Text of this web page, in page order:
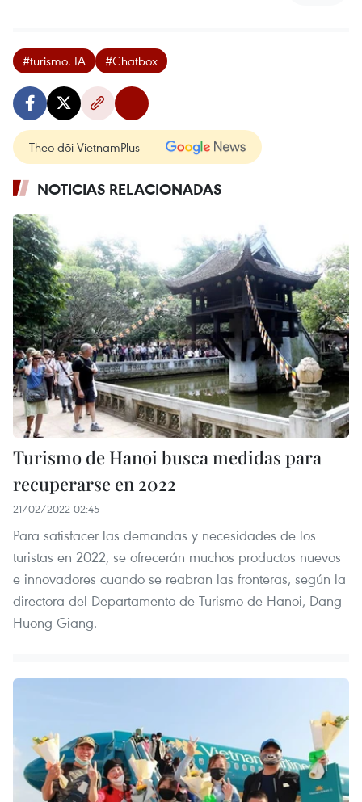
#turismo. IA #Chatbox
Theo dõi VietnamPlus
NOTICIAS RELACIONADAS
Turismo de Hanoi busca medidas para
recuperarse en 2022
21/02/2022 02:45
Para satisfacer las demandas y necesidades de los
turistas en 2022, se ofrecerán muchos productos nuevos
e innovadores cuando se reabran las fronteras, según la
directora del Departamento de Turismo de Hanoi, Dang
Huong Giang.